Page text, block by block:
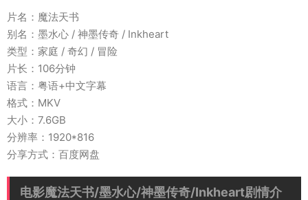
片名：魔法天书
别名：墨水心 / 神墨传奇 / Inkheart
类型：家庭 / 奇幻 / 冒险
片长：106分钟
语言：粤语+中文字幕
格式：MKV
大小：7.6GB
分辨率：1920*816
分享方式：百度网盘
电影魔法天书/墨水心/神墨传奇/Inkheart剧情介